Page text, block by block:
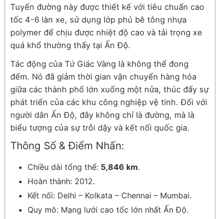
Tuyến đường này được thiết kế với tiêu chuẩn cao
tốc 4-6 làn xe, sử dụng lớp phủ bê tông nhựa
polymer để chịu được nhiệt độ cao và tải trọng xe
quá khổ thường thấy tại Ấn Độ.
Tác động của Tứ Giác Vàng là không thể đong
đếm. Nó đã giảm thời gian vận chuyển hàng hóa
giữa các thành phố lớn xuống một nửa, thúc đẩy sự
phát triển của các khu công nghiệp vệ tinh. Đối với
người dân Ấn Độ, đây không chỉ là đường, mà là
biểu tượng của sự trỗi dậy và kết nối quốc gia.
Thông Số & Điểm Nhấn:
Chiều dài tổng thể: 5,846 km.
Hoàn thành: 2012.
Kết nối: Delhi – Kolkata – Chennai – Mumbai.
Quy mô: Mạng lưới cao tốc lớn nhất Ấn Độ.